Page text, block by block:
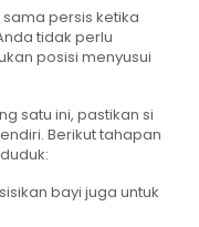
persis ketika
tidak perlu
posisi menyusui
satu ini, pastikan si
Berikut tahapan
bayi juga untuk